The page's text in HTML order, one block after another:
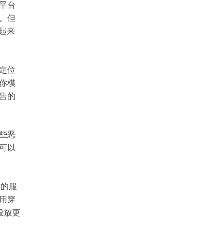
台
但
来
位
模
的
恶
以
服
穿
放更